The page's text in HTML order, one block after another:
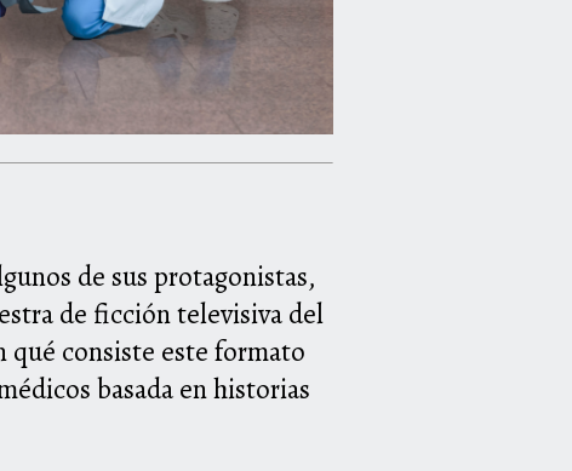
de sus protagonistas,
de ficción televisiva del
qué consiste este formato
basada en historias